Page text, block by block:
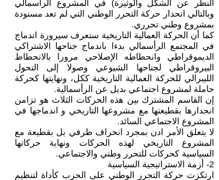
النظر عن الشكل والوثيرة) في المشروع الرأسمالي
وبالتالي انحدار حركة التحرر الوطني التي لم تعد مسنودة
بمشروع وطني تحرري.
كما أن الحركة العمالية التاريخية ستعرف سيرورة اندماج
في المجتمع الرأسمالي بدءا باندماج جناحها الاشتراكي
الديموقراطي وانحطاطه الإصلاحي مرورا بالانحطاط
البيروقراطي لجناحها الشيوعي وصولا إلى التحول
الليبرالي للحركة العمالية التاريخية ككل، ونهايتها كحركة
حاملة لمشروع اجتماعي بديل عن الرأسمالية.
إن القاسم المشترك بين هذه الحركات الثلاث هو تزامن
انحدارها بقطيعتها مع مشروعها التاريخي و اندماجها في
المشروع الاجتماعي السائد.
لا يتعلق الأمر ادن بمجرد انحراف ظرفي بل بقطيعة مع
المشروع التاريخي لهذه الحركات ونهاية حركاتها
السياسية كحركات للتحرر وطني والاجتماعي.
2- أزمة الاستراتيجية السياسية
ارتكزت حركة التحرر الوطني على الحزب كأداة لتنظيم